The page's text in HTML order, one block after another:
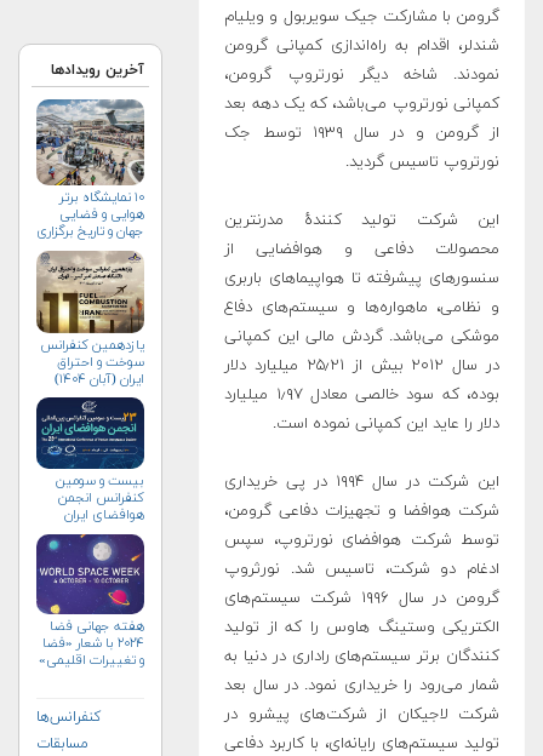
گرومن با مشارکت جیک سویربول و ویلیام
شندلر، اقدام به راه‌اندازی کمپانی گرومن
نمودند. شاخه دیگر نورتروپ گرومن،
کمپانی نورتروپ می‌باشد، که یک دهه بعد
از گرومن و در سال ۱۹۳۹ توسط جک
نورتروپ تاسیس گردید.
این شرکت تولید کنندهٔ مدرنترین
محصولات دفاعی و هوافضایی از
سنسورهای پیشرفته تا هواپیماهای باربری
و نظامی، ماهواره‌ها و سیستم‌های دفاع
موشکی می‌باشد. گردش مالی این کمپانی
در سال ۲۰۱۲ بیش از ۲۵٫۲۱ میلیارد دلار
بوده، که سود خالصی معادل ۱٫۹۷ میلیارد
دلار را عاید این کمپانی نموده است.
این شرکت در سال ۱۹۹۴ در پی خریداری
شرکت هوافضا و تجهیزات دفاعی گرومن،
توسط شرکت هوافضای نورتروپ، سپس
ادغام دو شرکت، تاسیس شد. نورثروپ
گرومن در سال ۱۹۹۶ شرکت سیستم‌های
الکتریکی وستینگ هاوس را که از تولید
کنندگان برتر سیستم‌های راداری در دنیا به
شمار می‌رود را خریداری نمود. در سال بعد
شرکت لاجیکان از شرکت‌های پیشرو در
تولید سیستم‌های رایانه‌ای، با کاربرد دفاعی
آخرین رویدادها
۱۰ نمایشگاه برتر
هوایی و فضایی
جهان و تاریخ برگزاری
آن‌ها
یازدهمین کنفرانس
سوخت و احتراق
ایران (آبان‌ ۱۴۰۴)
بیست و سومین
کنفرانس انجمن
هوافضای ايران
هفته جهانی فضا
۲۰۲۴ با شعار «فضا
و تغییرات اقلیمی»
کنفرانس‌ها
مسابقات